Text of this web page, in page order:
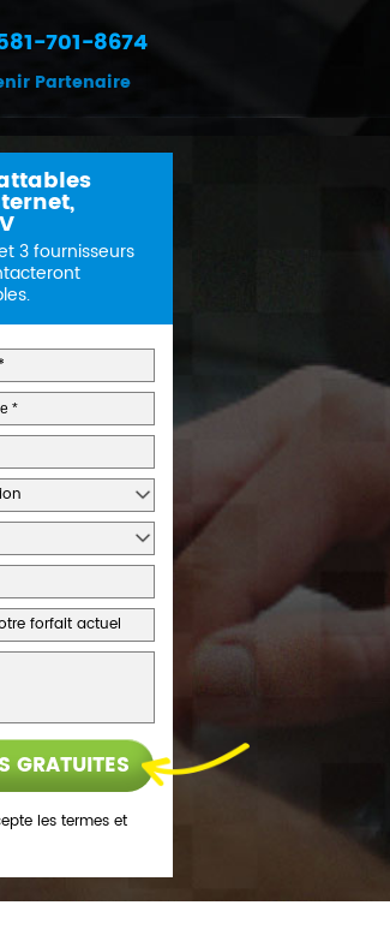
701-8674
Partenaire
3 fournisseurs
les termes et